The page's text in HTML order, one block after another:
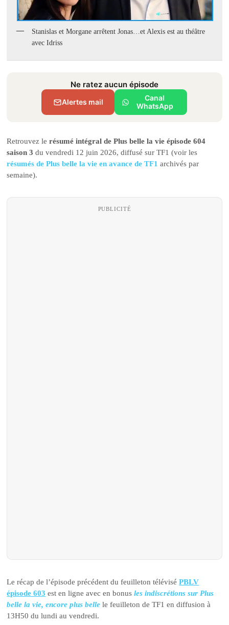
Stanislas et Morgane arrêtent Jonas…et Alexis est au théâtre
avec Idriss
Ne ratez aucun épisode
Alertes mail
Canal
WhatsApp
Retrouvez lerésumé intégral de Plus belle la vie épisode 604
saison 3du vendredi 12 juin 2026, diffusé sur TF1 (voir les
résumés de Plus belle la vie en avance de TF1archivés par
semaine).
PUBLICITÉ
Le récap de l’épisode précédent du feuilleton téléviséPBLV
épisode 603 est en ligne avec en bonusles indiscrétions sur Plus
belle la vie, encore plus belle le feuilleton de TF1 en diffusion à
13H50 du lundi au vendredi.